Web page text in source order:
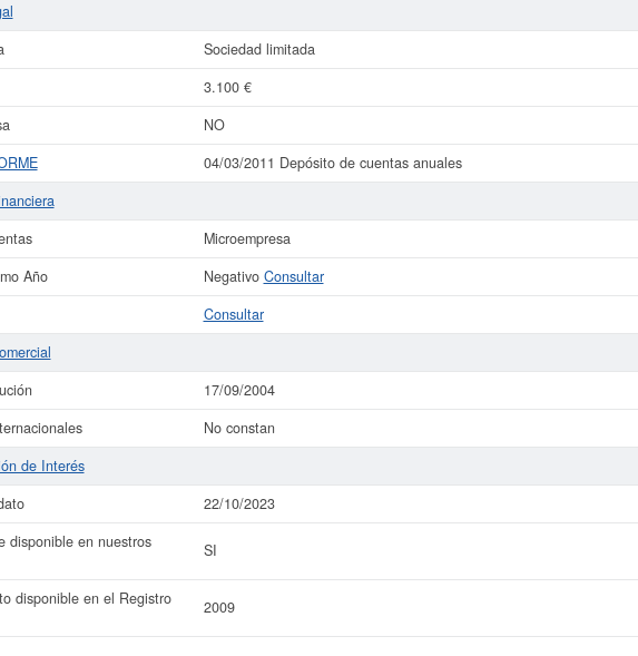
Sociedad limitada
3.100 €
NO
04/03/2011 Depósito de cuentas anuales
Microempresa
Año
Negativo Consultar
Consultar
17/09/2004
No constan
de Interés
22/10/2023
disponible en nuestros
SI
disponible en el Registro
2009